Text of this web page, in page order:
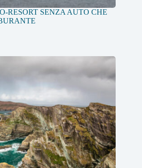
RESORT SENZA AUTO CHE